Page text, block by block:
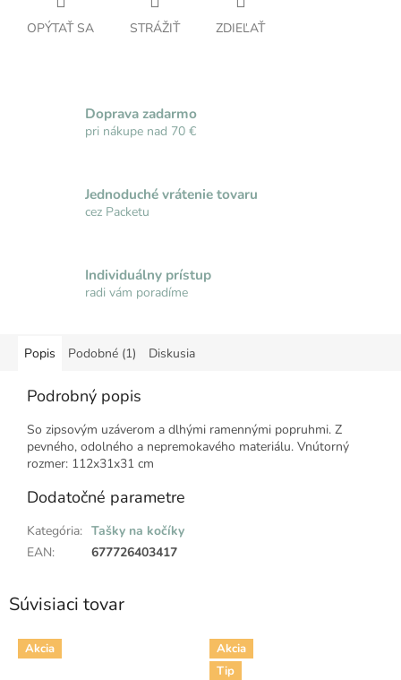
OPÝTAŤ SA STRÁŽIŤ ZDIEĽAŤ
Doprava zadarmo
pri nákupe nad 70 €
Jednoduché vrátenie tovaru
cez Packetu
Individuálny prístup
radi vám poradíme
Popis Podobné (1) Diskusia
Podrobný popis
So zipsovým uzáverom a dlhými ramennými popruhmi. Z
pevného, odolného a nepremokavého materiálu. Vnútorný
rozmer: 112x31x31 cm
Dodatočné parametre
Kategória: Tašky na kočíky
EAN: 677726403417
Súvisiaci tovar
Akcia
Akcia
Tip